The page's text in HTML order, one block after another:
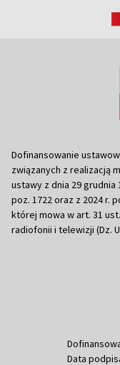
Dofinansowanie
związanych z realizacją
ustawy z dnia 29 grudnia
poz. 1722 oraz z 2024 r.
której mowa w art. 31
radiofonii i telewizji (Dz.
Data